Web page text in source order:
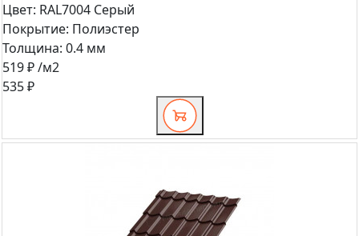
Цвет: RAL7004 Серый
Покрытие: Полиэстер
Толщина: 0.4 мм
519 ₽/м2
535 ₽